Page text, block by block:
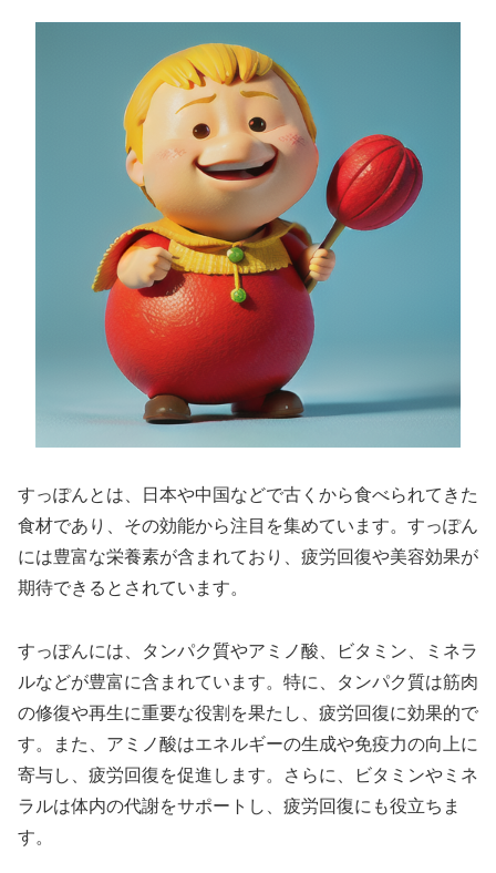
すっぽんとは、日本や中国などで古くから食べられてきた
食材であり、その効能から注目を集めています。すっぽん
には豊富な栄養素が含まれており、疲労回復や美容効果が
期待できるとされています。
すっぽんには、タンパク質やアミノ酸、ビタミン、ミネラ
ルなどが豊富に含まれています。特に、タンパク質は筋肉
の修復や再生に重要な役割を果たし、疲労回復に効果的で
す。また、アミノ酸はエネルギーの生成や免疫力の向上に
寄与し、疲労回復を促進します。さらに、ビタミンやミネ
ラルは体内の代謝をサポートし、疲労回復にも役立ちま
す。